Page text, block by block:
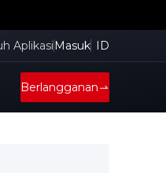
Aplikasi Masuk ID
Berlangganan